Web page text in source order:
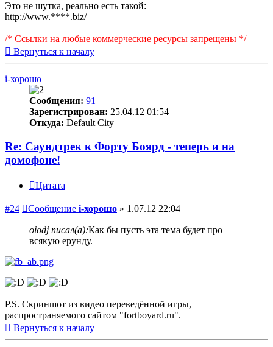
Это не шутка, реально есть такой:
httр://www.****.biz/
/* Ссылки на любые коммерческие ресурсы запрещены */
Вернуться к началу
i-хорошо
Сообщения: 91
Зарегистрирован: 25.04.12 01:54
Откуда: Default City
Re: Саундтрек к Форту Боярд - теперь и на
домофоне!
Цитата
#24 Сообщение i-хорошо » 1.07.12 22:04
oiodj писал(а):Как бы пусть эта тема будет про
всякую ерунду.
P.S. Скриншот из видео переведённой игры,
распространяемого сайтом "fortboyard.ru".
Вернуться к началу